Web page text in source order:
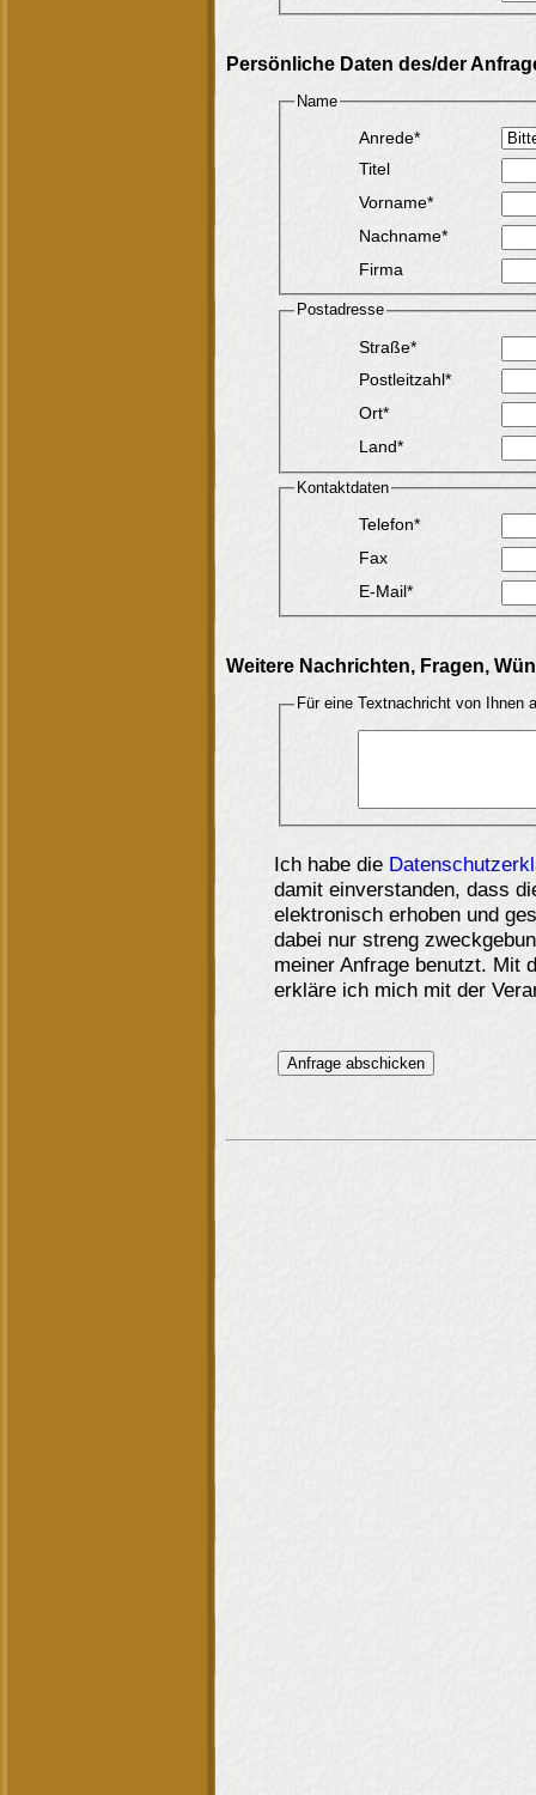
Persönliche Daten des/der
Name
Anrede*
Titel
Vorname*
Nachname*
Firma
Postadresse
Straße*
Postleitzahl*
Ort*
Land*
Kontaktdaten
Telefon*
Fax
E-Mail*
Weitere Nachrichten, Fragen,
Für eine Textnachricht von Ihnen
Ich habe die
damit einverstanden, dass
elektronisch erhoben und
dabei nur streng
meiner Anfrage benutzt. Mit
erkläre ich mich mit der